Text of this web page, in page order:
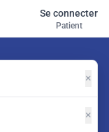
Se connecter
Patient
×
×